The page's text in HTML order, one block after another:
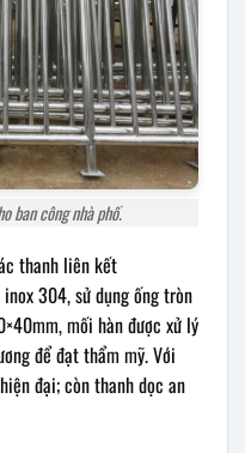
ban công nhà phố.
thanh liên kết
304, sử dụng ống tròn
mối hàn được xử lý
để đạt thẩm mỹ. Với
đại; còn thanh dọc an